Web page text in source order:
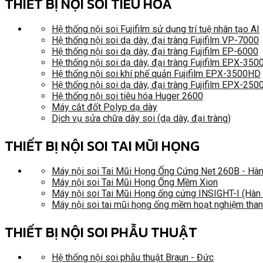
Hệ thống nội soi Fujifilm sử dụng trí tuệ nhân tạo AI
Hệ thống nội soi dạ dày, đại tràng Fujifilm VP-7000
Hệ thống nội soi dạ dày, đại tràng Fujifilm EP-6000
Hệ thống nội soi dạ dày, đại tràng Fujifilm EPX-
Hệ thống nội soi khí phế quản Fujifilm EPX-3500HD
Hệ thống nội soi dạ dày, đại tràng Fujifilm EPX-
Hệ thống nội soi tiêu hóa Huger 2600
Máy cắt đốt Polyp dạ dày
Dịch vụ sửa chữa dây soi (dạ dày, đại tràng)
THIẾT BỊ NỘI SOI TAI MŨI HỌNG
Máy nội soi Tai Mũi Họng Ống Cứng Net 260B -
Máy nội soi Tai Mũi Họng Ống Mềm Xion
Máy nội soi Tai Mũi Họng ống cứng INSIGHT-I (Hàn
Máy nội soi tai mũi họng ống mềm hoạt nghiệm
THIẾT BỊ NỘI SOI PHẪU THUẬT
Hệ thống nội soi phẫu thuật Braun - Đức